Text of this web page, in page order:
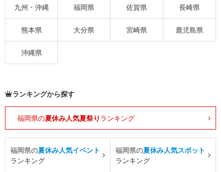
九州・沖縄 福岡県 佐賀県 長崎県
熊本県 大分県 宮崎県 鹿児島県
沖縄県
ランキングから探す
福岡県の夏休み人気夏祭り ランキング
福岡県の夏休み人気イベント
ランキング
福岡県の夏休み人気スポット
ランキング